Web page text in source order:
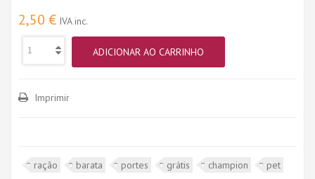
2,50 € IVA inc.
ADICIONAR AO CARRINHO
Imprimir
ração barata portes grátis champion
pet